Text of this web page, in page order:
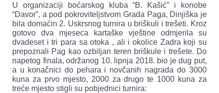
U organizaciji boćarskog kluba “B. Kašić” i konobe
“Davor”, a pod pokroviteljstvom Grada Paga, Dinjiška je
bila domaćin 2. Uskrsnog turnira u briškuli i trešeti. Kroz
gotovo dva mjeseca kartaške vještine odmjerila su
dvadeset i tri para sa otoka , ali i okolice Zadra koji su
prepoznali Pag kao ozbiljan teren briškule i trešete. Do
napetog finala, održanog 10. lipnja 2018. bio je dug put,
a u konačnici do pehara i novčanih nagrada do 3000
kuna za prvo mjesto, 2000 za drugo te 1000 kuna za
treće mjesto stigli su pobjednici turnira: